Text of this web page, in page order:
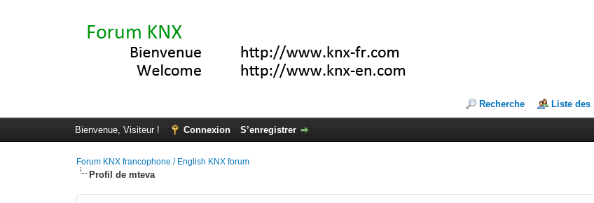
Recherche Liste des
Bienvenue, Visiteur ! Connexion S’enregistrer
Forum KNX francophone / English KNX forum
Profil de mteva